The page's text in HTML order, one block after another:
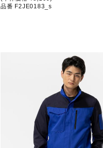
品番 F2JE0183_s